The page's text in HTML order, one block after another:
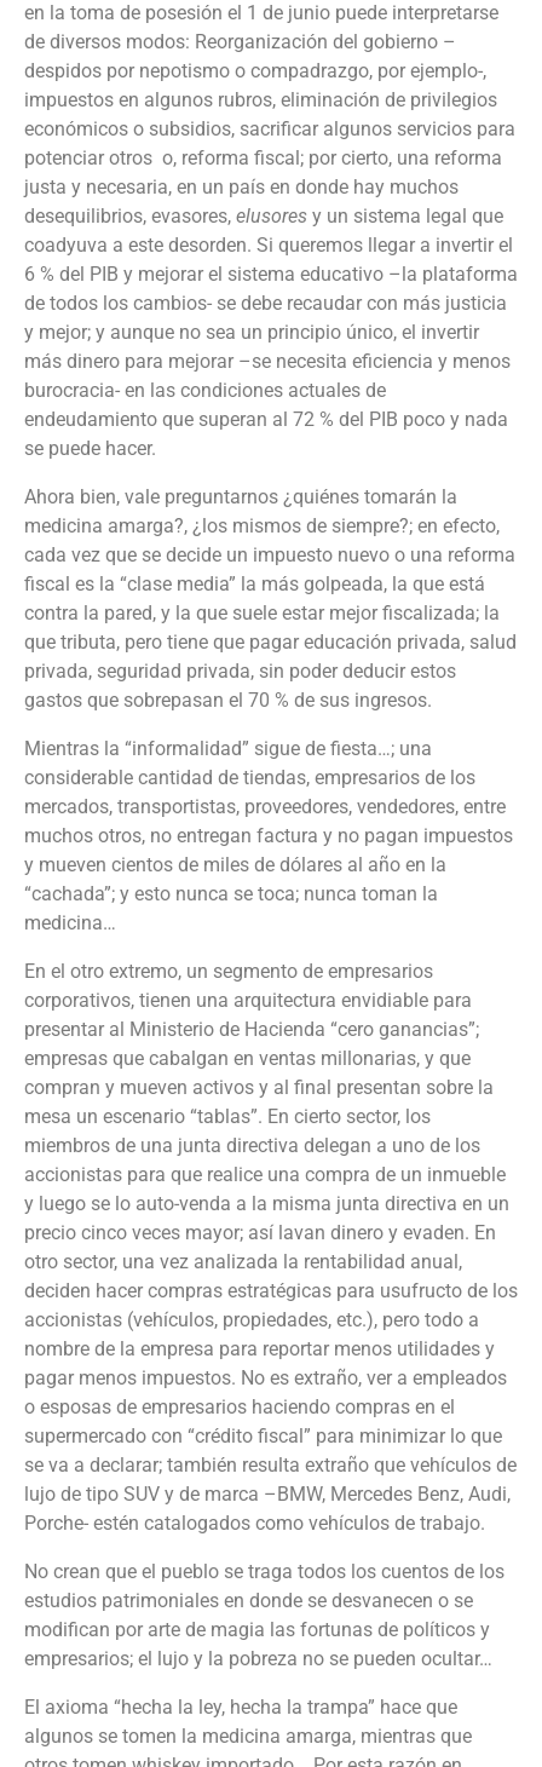
en la toma de posesión el 1 de junio puede interpretarse
de diversos modos: Reorganización del gobierno –
despidos por nepotismo o compadrazgo, por ejemplo-,
impuestos en algunos rubros, eliminación de privilegios
económicos o subsidios, sacrificar algunos servicios para
potenciar otros o, reforma fiscal; por cierto, una reforma
justa y necesaria, en un país en donde hay muchos
desequilibrios, evasores, elusores y un sistema legal que
coadyuva a este desorden. Si queremos llegar a invertir el
6 % del PIB y mejorar el sistema educativo –la plataforma
de todos los cambios- se debe recaudar con más justicia
y mejor; y aunque no sea un principio único, el invertir
más dinero para mejorar –se necesita eficiencia y menos
burocracia- en las condiciones actuales de
endeudamiento que superan al 72 % del PIB poco y nada
se puede hacer.
Ahora bien, vale preguntarnos ¿quiénes tomarán la
medicina amarga?, ¿los mismos de siempre?; en efecto,
cada vez que se decide un impuesto nuevo o una reforma
fiscal es la “clase media” la más golpeada, la que está
contra la pared, y la que suele estar mejor fiscalizada; la
que tributa, pero tiene que pagar educación privada, salud
privada, seguridad privada, sin poder deducir estos
gastos que sobrepasan el 70 % de sus ingresos.
Mientras la “informalidad” sigue de fiesta…; una
considerable cantidad de tiendas, empresarios de los
mercados, transportistas, proveedores, vendedores, entre
muchos otros, no entregan factura y no pagan impuestos
y mueven cientos de miles de dólares al año en la
“cachada”; y esto nunca se toca; nunca toman la
medicina…
En el otro extremo, un segmento de empresarios
corporativos, tienen una arquitectura envidiable para
presentar al Ministerio de Hacienda “cero ganancias”;
empresas que cabalgan en ventas millonarias, y que
compran y mueven activos y al final presentan sobre la
mesa un escenario “tablas”. En cierto sector, los
miembros de una junta directiva delegan a uno de los
accionistas para que realice una compra de un inmueble
y luego se lo auto-venda a la misma junta directiva en un
precio cinco veces mayor; así lavan dinero y evaden. En
otro sector, una vez analizada la rentabilidad anual,
deciden hacer compras estratégicas para usufructo de los
accionistas (vehículos, propiedades, etc.), pero todo a
nombre de la empresa para reportar menos utilidades y
pagar menos impuestos. No es extraño, ver a empleados
o esposas de empresarios haciendo compras en el
supermercado con “crédito fiscal” para minimizar lo que
se va a declarar; también resulta extraño que vehículos de
lujo de tipo SUV y de marca –BMW, Mercedes Benz, Audi,
Porche- estén catalogados como vehículos de trabajo.
No crean que el pueblo se traga todos los cuentos de los
estudios patrimoniales en donde se desvanecen o se
modifican por arte de magia las fortunas de políticos y
empresarios; el lujo y la pobreza no se pueden ocultar…
El axioma “hecha la ley, hecha la trampa” hace que
algunos se tomen la medicina amarga, mientras que